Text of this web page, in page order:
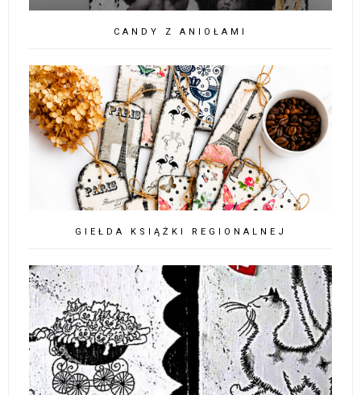
CANDY Z ANIOŁAMI
GIEŁDA KSIĄŻKI REGIONALNEJ